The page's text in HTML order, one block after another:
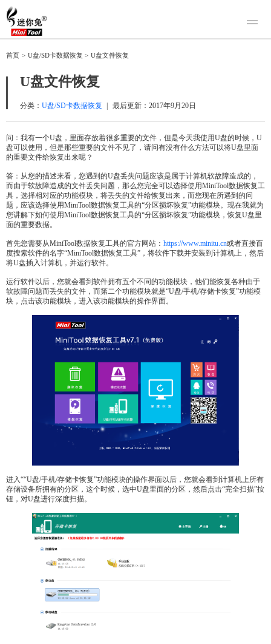
产品
迷你兔分区向导
下载
购买
帮助中心
关于我们
关于迷你兔
联系我们
首页 > U盘/SD卡数据恢复 > U盘文件恢复
U盘文件恢复
分类： U盘/SD卡数据恢复 最后更新： 2017年9月20日
问：我有一个U盘，里面存放着很多重要的文件，但是今天我使用U盘的时候，U
盘可以使用，但是那些重要的文件不见了，请问有没有什么方法可以将U盘里面
的重要文件给恢复出来呢？
答：从您的描述来看，您遇到的U盘丢失问题应该是属于计算机软故障造成的，
而由于软故障造成的文件丢失问题，那么您完全可以选择使用MiniTool数据恢复工
具，选择相对应的功能模块，将丢失的文件给恢复出来，而您现在所遇到的问
题，应该选择使用MiniTool数据恢复工具的“分区损坏恢复”功能模块。现在我就为
您讲解下如何使用MiniTool数据恢复工具的“分区损坏恢复”功能模块，恢复U盘里
面的重要数据。
首先您需要从MiniTool数据恢复工具的官方网站： https://www.minitu.cn或者直接百
度搜索软件的名字“MiniTool数据恢复工具”，将软件下载并安装到计算机上，然后
将U盘插入计算机，并运行软件。
运行软件以后，您就会看到软件拥有五个不同的功能模块，他们能恢复各种由于
软故障问题而丢失的文件，而第二个功能模块就是“U盘/手机/存储卡恢复”功能模
块，点击该功能模块，进入该功能模块的操作界面。
进入““U盘/手机/存储卡恢复”功能模块的操作界面以后，您就会看到计算机上所有
存储设备所拥有的分区，这个时候，选中U盘里面的分区，然后点击“完全扫描”按
钮，对U盘进行深度扫描。